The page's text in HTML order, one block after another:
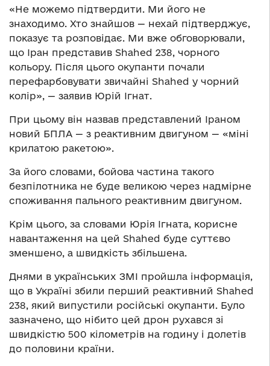
«Не можемо підтвердити. Ми його не
знаходимо. Хто знайшов — нехай підтверджує,
показує та розповідає. Ми вже обговорювали,
що Іран представив Shahed 238, чорного
кольору. Після цього окупанти почали
перефарбовувати звичайні Shahed у чорний
колір», — заявив Юрій Ігнат.
При цьому він назвав представлений Іраном
новий БПЛА — з реактивним двигуном — «міні
крилатою ракетою».
За його словами, бойова частина такого
безпілотника не буде великою через надмірне
споживання пального реактивним двигуном.
Крім цього, за словами Юрія Ігната, корисне
навантаження на цей Shahed буде суттєво
зменшено, а швидкість збільшена.
Днями в українських ЗМІ пройшла інформація,
що в Україні збили перший реактивний Shahed
238, який випустили російські окупанти. Було
зазначено, що нібито цей дрон рухався зі
швидкістю 500 кілометрів на годину і долетів
до половини країни.